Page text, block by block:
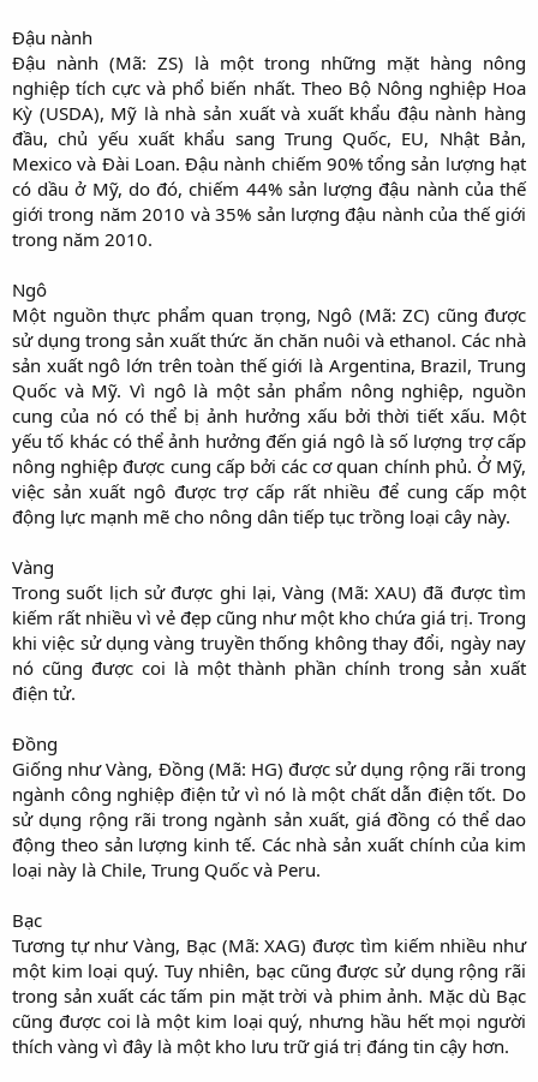
Đậu nành
Đậu nành (Mã: ZS) là một trong những mặt hàng nông
nghiệp tích cực và phổ biến nhất. Theo Bộ Nông nghiệp Hoa
Kỳ (USDA), Mỹ là nhà sản xuất và xuất khẩu đậu nành hàng
đầu, chủ yếu xuất khẩu sang Trung Quốc, EU, Nhật Bản,
Mexico và Đài Loan. Đậu nành chiếm 90% tổng sản lượng hạt
có dầu ở Mỹ, do đó, chiếm 44% sản lượng đậu nành của thế
giới trong năm 2010 và 35% sản lượng đậu nành của thế giới
trong năm 2010.
Ngô
Một nguồn thực phẩm quan trọng, Ngô (Mã: ZC) cũng được
sử dụng trong sản xuất thức ăn chăn nuôi và ethanol. Các nhà
sản xuất ngô lớn trên toàn thế giới là Argentina, Brazil, Trung
Quốc và Mỹ. Vì ngô là một sản phẩm nông nghiệp, nguồn
cung của nó có thể bị ảnh hưởng xấu bởi thời tiết xấu. Một
yếu tố khác có thể ảnh hưởng đến giá ngô là số lượng trợ cấp
nông nghiệp được cung cấp bởi các cơ quan chính phủ. Ở Mỹ,
việc sản xuất ngô được trợ cấp rất nhiều để cung cấp một
động lực mạnh mẽ cho nông dân tiếp tục trồng loại cây này.
Vàng
Trong suốt lịch sử được ghi lại, Vàng (Mã: XAU) đã được tìm
kiếm rất nhiều vì vẻ đẹp cũng như một kho chứa giá trị. Trong
khi việc sử dụng vàng truyền thống không thay đổi, ngày nay
nó cũng được coi là một thành phần chính trong sản xuất
điện tử.
Đồng
Giống như Vàng, Đồng (Mã: HG) được sử dụng rộng rãi trong
ngành công nghiệp điện tử vì nó là một chất dẫn điện tốt. Do
sử dụng rộng rãi trong ngành sản xuất, giá đồng có thể dao
động theo sản lượng kinh tế. Các nhà sản xuất chính của kim
loại này là Chile, Trung Quốc và Peru.
Bạc
Tương tự như Vàng, Bạc (Mã: XAG) được tìm kiếm nhiều như
một kim loại quý. Tuy nhiên, bạc cũng được sử dụng rộng rãi
trong sản xuất các tấm pin mặt trời và phim ảnh. Mặc dù Bạc
cũng được coi là một kim loại quý, nhưng hầu hết mọi người
thích vàng vì đây là một kho lưu trữ giá trị đáng tin cậy hơn.